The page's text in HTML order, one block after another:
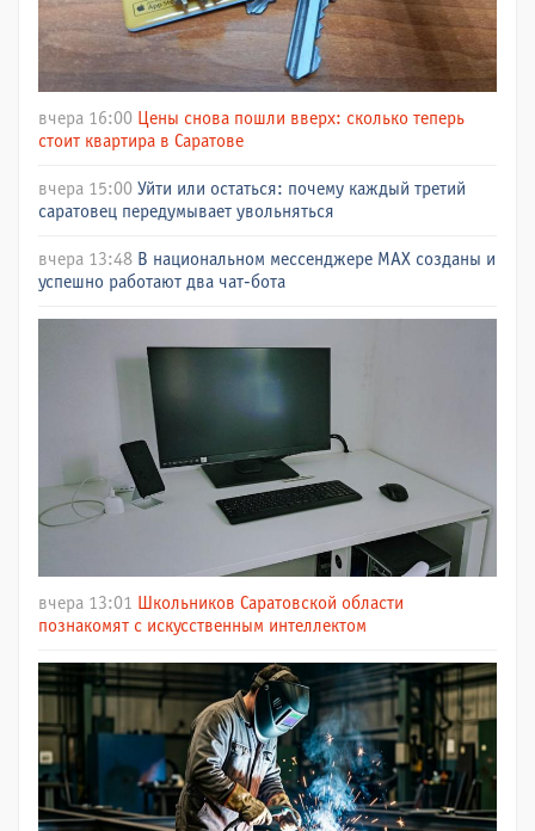
вчера 16:00 Цены снова пошли вверх: сколько теперь
стоит квартира в Саратове
вчера 15:00 Уйти или остаться: почему каждый третий
саратовец передумывает увольняться
вчера 13:48 В национальном мессенджере МАХ созданы и
успешно работают два чат-бота
вчера 13:01
Школьников Саратовской области
познакомят с искусственным интеллектом